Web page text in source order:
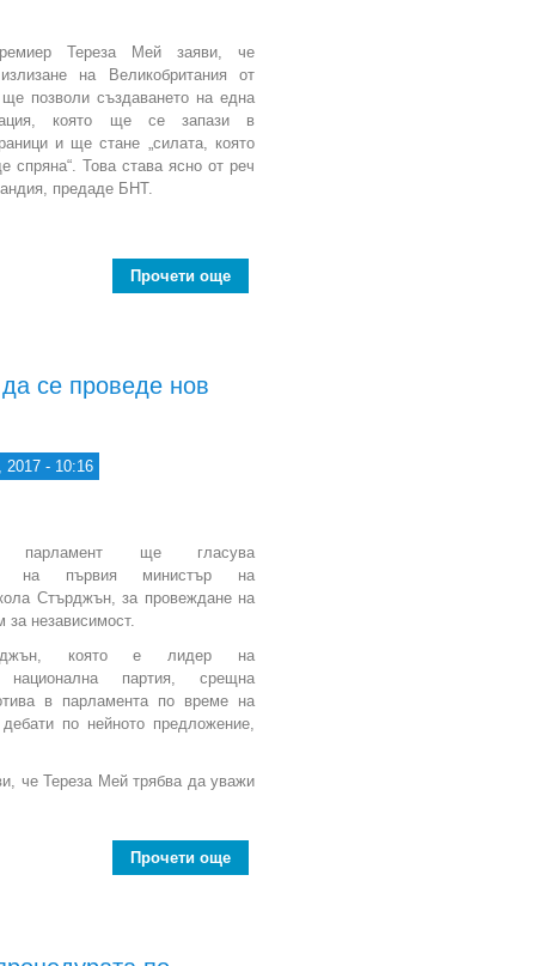
Тереза Мей заяви, че
на Великобритания от
позволи създаването на една
която ще се запази в
и ще стане „силата, която
спряна“. Това става ясно от реч
предаде БНТ.
Прочети още
се проведе нов
2017 - 10:16
парламент ще гласува
на първия министър на
Стърджън, за провеждане на
независимост.
която е лидер на
национална партия, срещна
в парламента по време на
по нейното предложение,
че Тереза Мей трябва да уважи
Прочети още